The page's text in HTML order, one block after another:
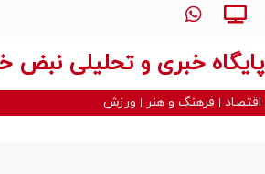
پایگاه خبری و تحلیلی نبض
اقتصاد فرهنگ و هنر ورزش